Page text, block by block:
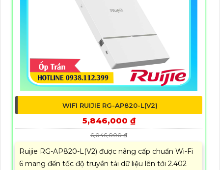
WIFI RUIJIE RG-AP820-L(V2)
5,846,000 ₫
6,046,000 ₫
Ruijie RG-AP820-L(V2) được nâng cấp chuẩn Wi-Fi
6 mang đến tốc độ truyền tải dữ liệu lên tới 2.402